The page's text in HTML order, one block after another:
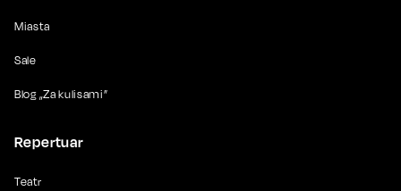
Miasta
Sale
Blog „Za kulisami”
Repertuar
Teatr